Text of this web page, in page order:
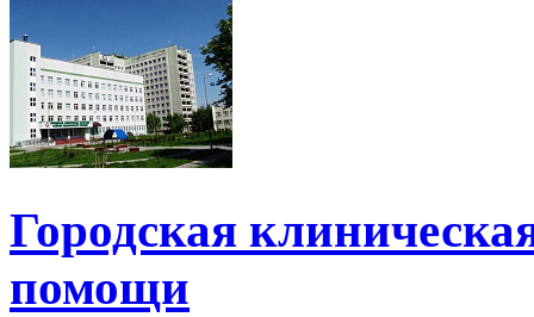
Городская
помощи